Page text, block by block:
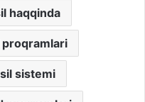
haqqinda
sistemi